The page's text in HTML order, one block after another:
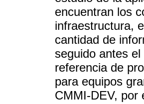
encuentran los
infraestructura,
cantidad de
seguido antes
referencia de
para equipos
CMMI-DEV, por